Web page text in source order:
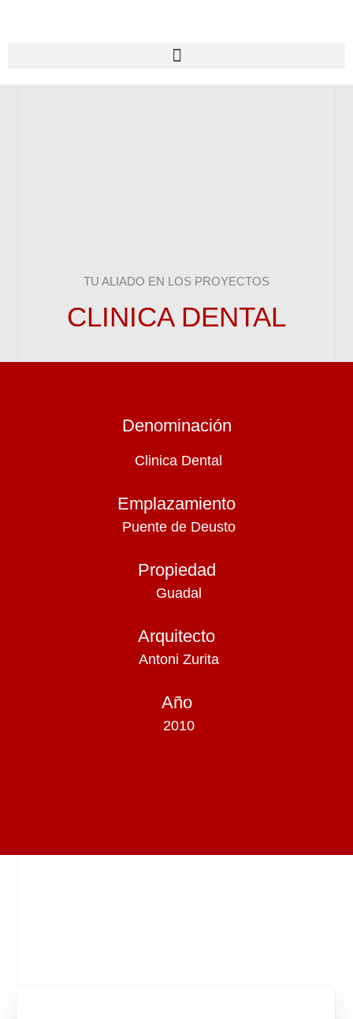
TU ALIADO EN LOS PROYECTOS
CLINICA DENTAL
Denominación
Clinica Dental
Emplazamiento
Puente de Deusto
Propiedad
Guadal
Arquitecto
Antoni Zurita
Año
2010